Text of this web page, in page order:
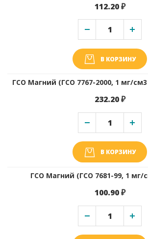
112.20 ₽
В КОРЗИНУ
ГСО Магний (ГСО 7767-2000, 1 мг/
232.20 ₽
В КОРЗИНУ
ГСО Магний (ГСО 7681-99, 1 мг/
100.90 ₽